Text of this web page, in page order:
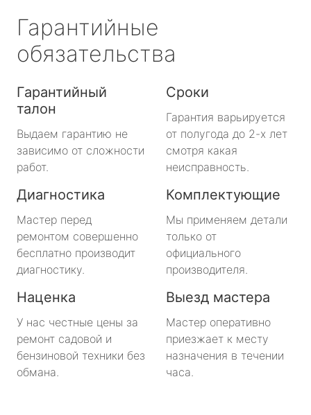
Гарантийные
обязательства
Гарантийный
талон
Выдаем гарантию не
зависимо от сложности
работ.
Сроки
Гарантия варьируется
от полугода до 2-х лет
смотря какая
неисправность.
Диагностика
Мастер перед
ремонтом совершенно
бесплатно производит
диагностику.
Комплектующие
Мы применяем детали
только от
официального
производителя.
Наценка
У нас честные цены за
ремонт садовой и
бензиновой техники без
обмана.
Выезд мастера
Мастер оперативно
приезжает к месту
назначения в течении
часа.